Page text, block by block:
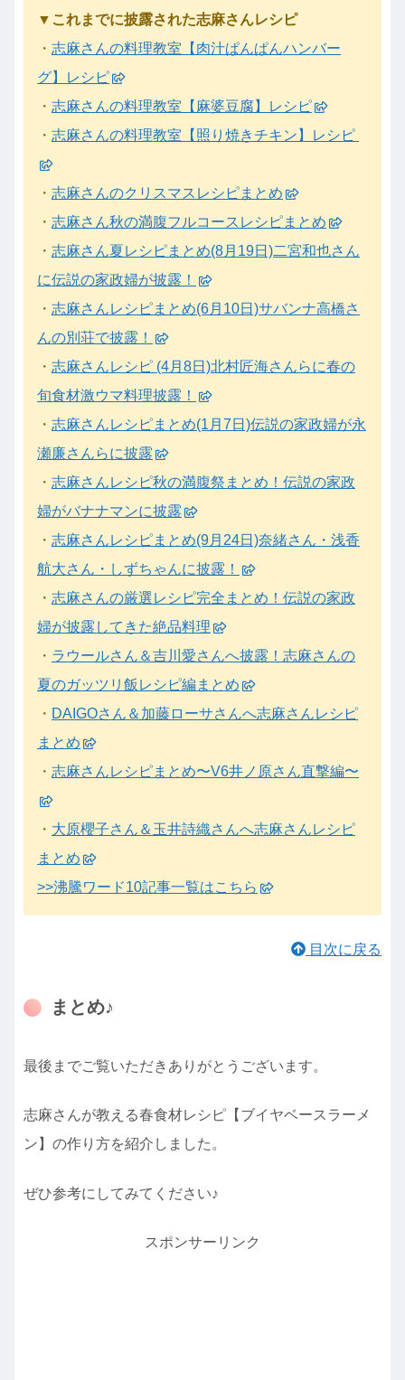
▼これまでに披露された志麻さんレシピ
・ 志麻さんの料理教室【肉汁ぱんぱんハンバー
グ】レシピ
・ 志麻さんの料理教室【麻婆豆腐】レシピ
・ 志麻さんの料理教室【照り焼きチキン】レシピ
・ 志麻さんのクリスマスレシピまとめ
・ 志麻さん秋の満腹フルコースレシピまとめ
・ 志麻さん夏レシピまとめ(8月19日)二宮和也さん
に伝説の家政婦が披露！
・ 志麻さんレシピまとめ(6月10日)サバンナ高橋さ
んの別荘で披露！
・ 志麻さんレシピ (4月8日)北村匠海さんらに春の
旬食材激ウマ料理披露！
・ 志麻さんレシピまとめ(1月7日)伝説の家政婦が永
瀬廉さんらに披露
・ 志麻さんレシピ秋の満腹祭まとめ！伝説の家政
婦がバナナマンに披露
・ 志麻さんレシピまとめ(9月24日)奈緒さん・浅香
航大さん・しずちゃんに披露！
・ 志麻さんの厳選レシピ完全まとめ！伝説の家政
婦が披露してきた絶品料理
・ ラウールさん＆吉川愛さんへ披露！志麻さんの
夏のガッツリ飯レシピ編まとめ
・ DAIGOさん＆加藤ローサさんへ志麻さんレシピ
まとめ
・ 志麻さんレシピまとめ〜V6井ノ原さん直撃編〜
・ 大原櫻子さん＆玉井詩織さんへ志麻さんレシピ
まとめ
>>沸騰ワード10記事一覧はこちら
目次に戻る
まとめ♪
最後までご覧いただきありがとうございます。
志麻さんが教える春食材レシピ【ブイヤベースラーメ
ン】の作り方を紹介しました。
ぜひ参考にしてみてください♪
スポンサーリンク